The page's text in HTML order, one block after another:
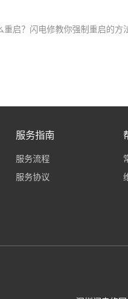
重启？闪电修教你强制重启的方
服务指南
服务流程
服务协议